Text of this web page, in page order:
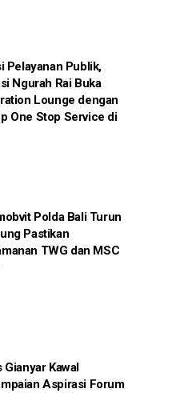
Pelayanan Publik,
Ngurah Rai Buka
Lounge dengan
One Stop Service di
Polda Bali Turun
Pastikan
TWG dan MSC
Gianyar Kawal
Aspirasi Forum